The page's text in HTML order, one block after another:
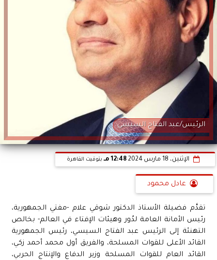
الرئيس/عبد الفتاح السيسي
الإثنين، 18 مارس 2024 12:48 مـ بتوقيت القاهرة
عادل محمود
تقدَّم فضيلة الأستاذ الدكتور شوقي علام -مفتي الجمهورية،
رئيس الأمانة العامة لدُور وهيئات الإفتاء في العالم- بخالص
التهنئة إلى الرئيس عبد الفتاح السيسي، رئيس الجمهورية
القائد الأعلى للقوات المسلحة، والفريق أول محمد أحمد زكي،
القائد العام للقوات المسلحة وزير الدفاع والإنتاج الحربي،